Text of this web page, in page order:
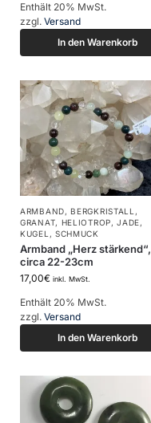
Enthält 20% MwSt.
zzgl. Versand
In den Warenkorb
ARMBAND, BERGKRISTALL ,
GRANAT, HELIOTROP,JADE,
KUGEL , SCHMUCK
Armband „Herz stärkend“,
circa 22-23cm
17,00€ inkl. MwSt.
Enthält 20% MwSt.
zzgl. Versand
In den Warenkorb